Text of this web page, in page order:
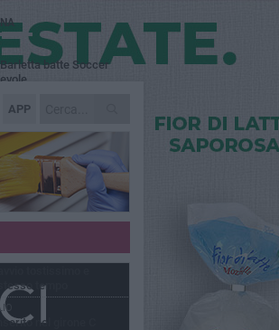
APP
batte Soccer
date e orari delle
di campionato.
l'immenso Franco
L'uomo del
tempo
nel girone C